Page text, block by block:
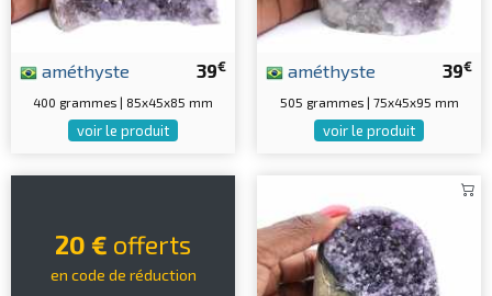
39€
améthyste
400 grammes | 85x45x85 mm
voir le produit
39€
améthyste
505 grammes | 75x45x95 mm
voir le produit
20 € offerts
en code de réduction